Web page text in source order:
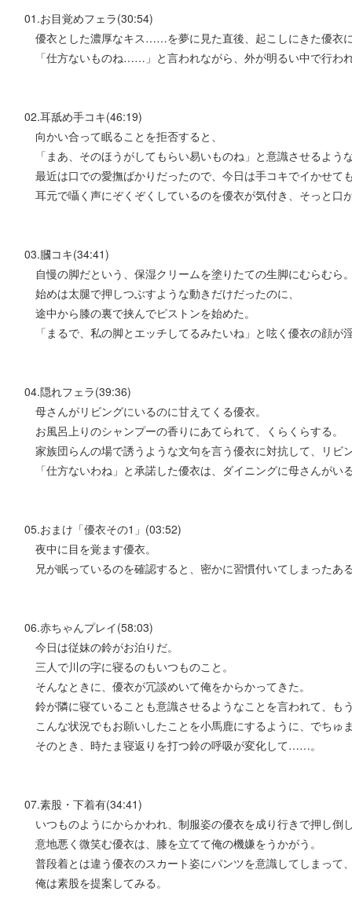
01.お目覚めフェラ(30:54)
優衣とした濃厚なキス……を夢に見た直後、起こしにきた優衣
「仕方ないものね……」と言われながら、外が明るい中で行わ
02.耳舐め手コキ(46:19)
向かい合って眠ることを拒否すると、
「まあ、そのほうがしてもらい易いものね」と意識させるよう
最近は口での愛撫ばかりだったので、今日は手コキでイかせて
耳元で囁く声にぞくぞくしているのを優衣が気付き、そっと
03.膕コキ(34:41)
自慢の脚だという、保湿クリームを塗りたての生脚にむらむら
始めは太腿で押しつぶすような動きだけだったのに、
途中から膝の裏で挟んでピストンを始めた。
「まるで、私の脚とエッチしてるみたいね」と呟く優衣の顔
04.隠れフェラ(39:36)
母さんがリビングにいるのに甘えてくる優衣。
お風呂上りのシャンプーの香りにあてられて、くらくらする。
家族団らんの場で誘うような文句を言う優衣に対抗して、リビ
「仕方ないわね」と承諾した優衣は、ダイニングに母さんがい
05.おまけ「優衣その1」(03:52)
夜中に目を覚ます優衣。
兄が眠っているのを確認すると、密かに習慣付いてしまったあ
06.赤ちゃんプレイ(58:03)
今日は従妹の鈴がお泊りだ。
三人で川の字に寝るのもいつものこと。
そんなときに、優衣が冗談めいて俺をからかってきた。
鈴が隣に寝ていることも意識させるようなことを言われて、も
こんな状況でもお願いしたことを小馬鹿にするように、でちゅ
そのとき、時たま寝返りを打つ鈴の呼吸が変化して……。
07.素股・下着有(34:41)
いつものようにからかわれ、制服姿の優衣を成り行きで押し倒
意地悪く微笑む優衣は、膝を立てて俺の機嫌をうかがう。
普段着とは違う優衣のスカート姿にパンツを意識してしまって
俺は素股を提案してみる。